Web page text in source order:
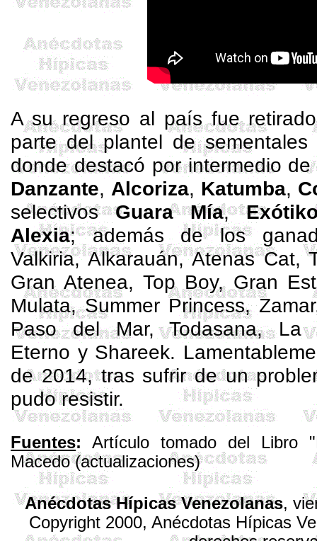
A su regreso al país fue
parte del plantel de
donde destacó por intermedio
Danzante, Alcoriza, Katumba,
selectivosGuara Mía,
Alexia; además de los
Valkiria,Alkarauán, AtenasCat,
Gran Atenea, Top Boy, Gran
Mulata,Summer Princess,Zamar
Paso del Mar, Todasana, La
Eterno y Shareek.
de 2014, tras sufrir de un
pudo resistir.
Fuentes: Artículo tomado del Libro
Macedo (actualizaciones)
Anécdotas Hípicas Venezolanas,
Copyright 2000, Anécdotas Hípicas